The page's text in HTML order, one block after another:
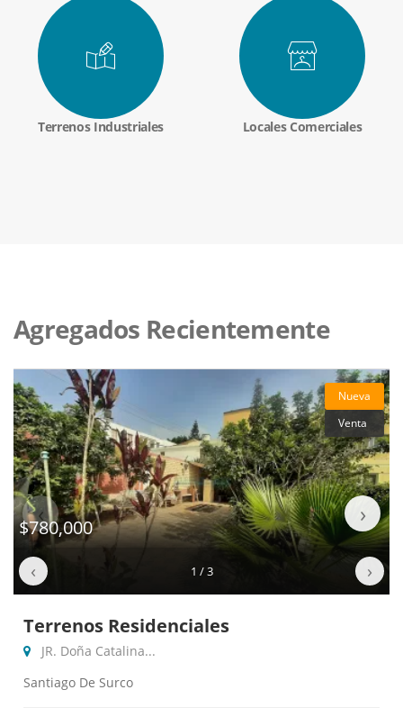
Terrenos Industriales Locales Comerciales
Agregados Recientemente
Nueva
Venta
$780,000
‹
1 / 3 ›
Terrenos Residenciales
JR. Doña Catalina...
Santiago De Surco
‹ ›